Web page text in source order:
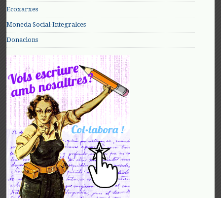
Ecoxarxes
Moneda Social-Integralces
Donacions